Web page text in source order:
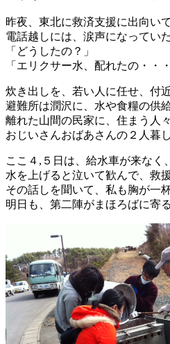
昨夜、東北に救済支援に出向い
電話越しには、涙声になっていた
「どうしたの？」
「エリクサー水、配れたの・・・
炊き出しを、若い人に任せ、付
避難所は潤沢に、水や食糧の供
離れた山間の民家に、住まう人
おじいさんおばあさんの２人暮
ここ４,５日は、給水車が来なく
水を上げると泣いて歓んで、救
その話しを聞いて、私も胸が一
明日も、第二陣がまほろばに寄